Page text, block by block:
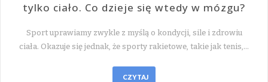
tylko ciało. Co dzieje się wtedy w mózgu?
Sport uprawiamy zwykle z myślą o kondycji, sile i zdrowiu
ciała. Okazuje się jednak, że sporty rakietowe, takie jak tenis,…
CZYTAJ